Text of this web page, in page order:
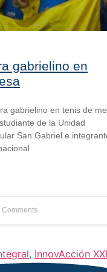
gabrielino en
gabrielino en tenis de
de la Unidad
San Gabriel e
Comments
, InnovAcción XXI